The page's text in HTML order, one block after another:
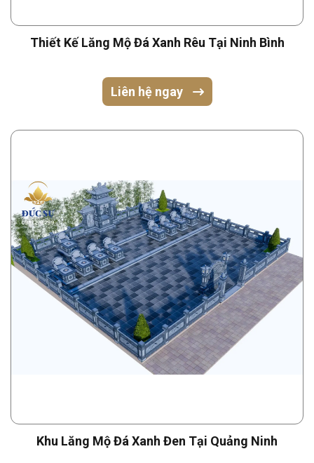
Thiết Kế Lăng Mộ Đá Xanh Rêu Tại Ninh Bình
Liên hệ ngay
Khu Lăng Mộ Đá Xanh Đen Tại Quảng Ninh